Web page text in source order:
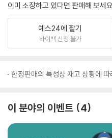
이미 소장하고 있다면 판매해 보세
예스24에 팔기
바이백 신청 불가
한정판매의 특성상 재고 상황에 따
이 분야의 이벤트 4